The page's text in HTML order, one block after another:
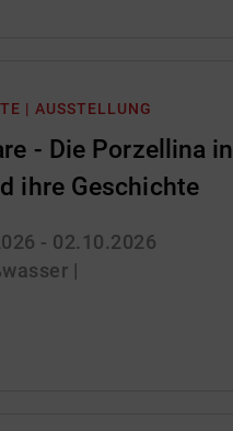
| AUSSTELLUNG
- Die Porzellina in
ihre Geschichte
- 02.10.2026
|